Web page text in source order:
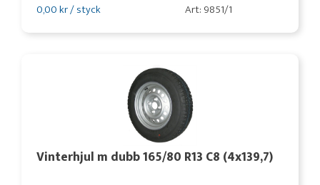
0,00 kr / styck Art: 9851/1
Vinterhjul m dubb 165/80 R13 C8 (4x139,7)